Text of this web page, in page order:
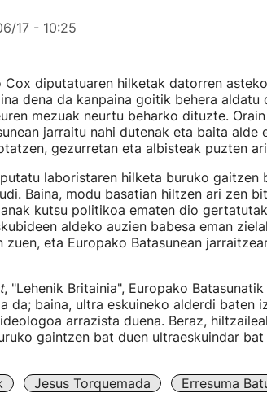
17 - 10:25
Cox diputatuaren hilketak datorren
dena da kanpaina goitik behera aldatu
mezuak neurtu beharko dituzte.
jarraitu nahi dutenak eta baita alde
gezurretan eta albisteak puzten
laboristaren hilketa buruko gaitzen
Baina, modu basatian hiltzen ari zen
kutsu politikoa ematen dio
aldeko auzien babesa eman
zuen, eta Europako Batasunean
, "Lehenik Britainia", Europako
da; baina, ultra eskuineko alderdi baten
arrazista duena. Beraz,
gaintzen bat duen ultraeskuindar bat
Jesus Torquemada Erresuma